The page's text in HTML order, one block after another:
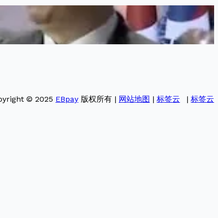
© 2025 EBpay 版权所有 | 网站地图 | 标签云 | 标签云